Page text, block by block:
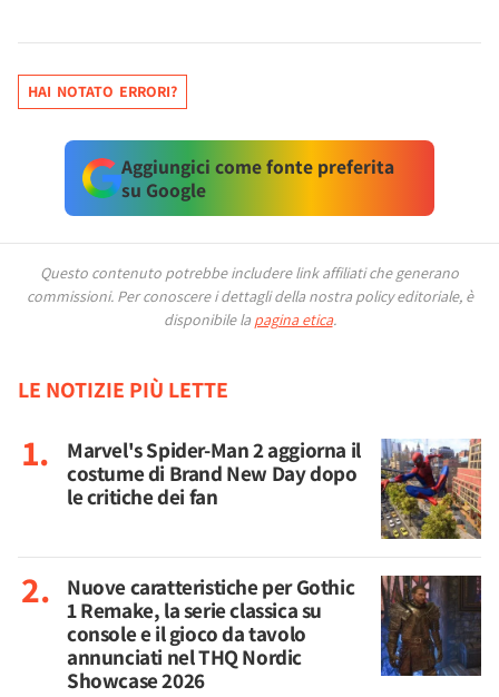
HAI NOTATO ERRORI?
Aggiungici come fonte preferita
su Google
Questo contenuto potrebbe includere link affiliati che generano
commissioni. Per conoscere i dettagli della nostra policy editoriale, è
disponibile la pagina etica.
LE NOTIZIE PIÙ LETTE
Marvel's Spider-Man 2 aggiorna il
costume di Brand New Day dopo
le critiche dei fan
Nuove caratteristiche per Gothic
1 Remake, la serie classica su
console e il gioco da tavolo
annunciati nel THQ Nordic
Showcase 2026